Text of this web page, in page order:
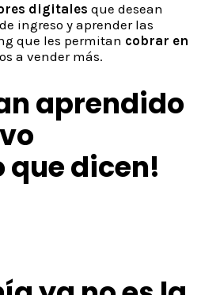
digitales que desean
ingreso y aprender las
que les permitan cobrar en
a vender más.
aprendido
que dicen!